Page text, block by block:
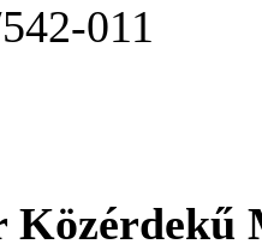
011
Közérdekű